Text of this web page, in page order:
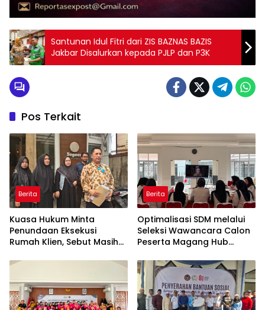
Santunan Idul Fitri dari ZIS BAZNAS BAZIS
Jakbar Disalurkan kepada PJLP dan P3K
Pos Terkait
Berita
Kuasa Hukum Minta
Penundaan Eksekusi
Rumah Klien, Sebut Masih
Hukum yang Berjalan
Berita
Optimalisasi SDM melalui
Seleksi Wawancara Calon
Peserta Magang Hub
2026